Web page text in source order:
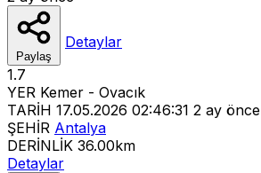
Paylaş
Detaylar
1.7
YER Kemer - Ovacık
TARİH 17.05.2026 02:46:31 2 ay önce
ŞEHİR Antalya
DERİNLİK 36.00km
Detaylar